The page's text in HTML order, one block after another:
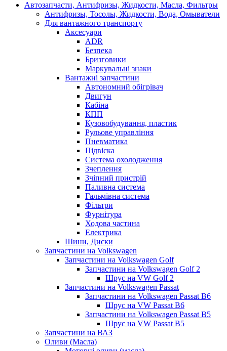
Автозапчасти, Антифризы, Жидкости, Масла, Фильтры
Антифризы, Тосолы, Жидкости, Вода, Омыватели
Для вантажного транспорту
Аксесуари
ADR
Безпека
Бризговики
Маркувальні знаки
Вантажні запчастини
Автономний обігрівач
Двигун
Кабіна
КПП
Кузовобудування, пластик
Рульове управління
Пневматика
Підвіска
Система охолодження
Зчеплення
Зчіпний пристрій
Паливна система
Гальмівна система
Фільтри
Фурнітура
Ходова частина
Електрика
Шини, Диски
Запчастини на Volkswagen
Запчастини на Volkswagen Golf
Запчастини на Volkswagen Golf 2
Шрус на VW Golf 2
Запчастини на Volkswagen Passat
Запчастини на Volkswagen Passat B6
Шрус на VW Passat B6
Запчастини на Volkswagen Passat B5
Шрус на VW Passat B5
Запчастини на ВАЗ
Оливи (Масла)